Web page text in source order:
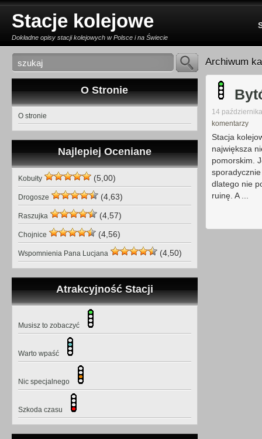
Stacje kolejowe
Dokładne opisy stacji kolejowych w Polsce i na Świecie
Archiwum
14
komentarzy
Stacja
największa
pomorskim.
dlatego nie
ruinę. A ...
O Stronie
O stronie
Najlepiej Oceniane
Kobułty (5,00)
Drogosze (4,63)
Raszujka (4,57)
Chojnice (4,56)
Wspomnienia Pana Lucjana (4,50)
Atrakcyjność Stacji
Musisz to zobaczyć
Warto wpaść
Nic specjalnego
Szkoda czasu